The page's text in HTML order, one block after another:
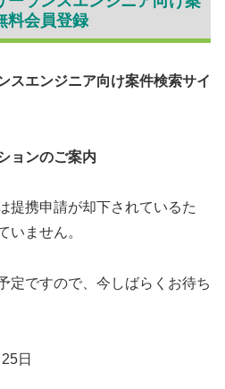
料会員登録
スエンジニア向け案件検索サイ
ョンのご案内
提携申請が却下されているた
いません。
定ですので、今しばらくお待ち
日